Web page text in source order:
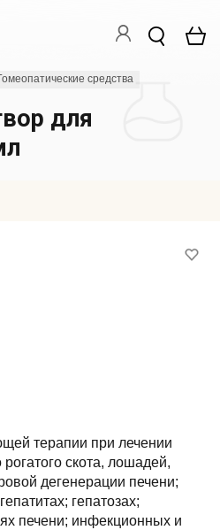
средства
для
терапии при лечении
скота, лошадей,
дегенерации печени;
гепатозах;
печени; инфекционных и